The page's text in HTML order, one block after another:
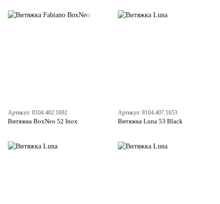
Артикул: 8104.402.1692
Витяжка BoxNeo 52 Inox
Артикул: 8104.407.1653
Витяжка Luna 53 Black